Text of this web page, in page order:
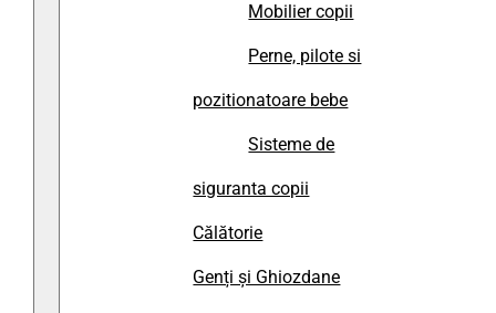
Mobilier copii
Perne, pilote si
pozitionatoare bebe
Sisteme de
siguranta copii
Călătorie
Genți și Ghiozdane